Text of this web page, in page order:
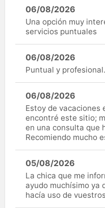
06/08/2026
Una opción muy
servicios puntuales
06/08/2026
Puntual y profesional.
06/08/2026
Estoy de vacaciones
encontré este sitio;
en una consulta que
Recomiendo mucho
05/08/2026
La chica que me
ayudo muchísimo ya
hacía uso de